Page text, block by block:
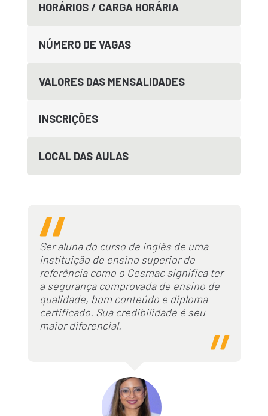
HORÁRIOS / CARGA HORÁRIA
NÚMERO DE VAGAS
VALORES DAS MENSALIDADES
INSCRIÇÕES
LOCAL DAS AULAS
Ser aluna do curso de inglês de uma
instituição de ensino superior de
referência como o Cesmac significa ter
a segurança comprovada de ensino de
qualidade, bom conteúdo e diploma
certificado. Sua credibilidade é seu
maior diferencial.